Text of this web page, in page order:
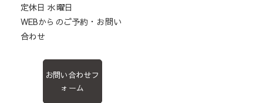
定休日 水曜日
WEBからのご予約・お問い
合わせ
お問い合わせフ
ォーム